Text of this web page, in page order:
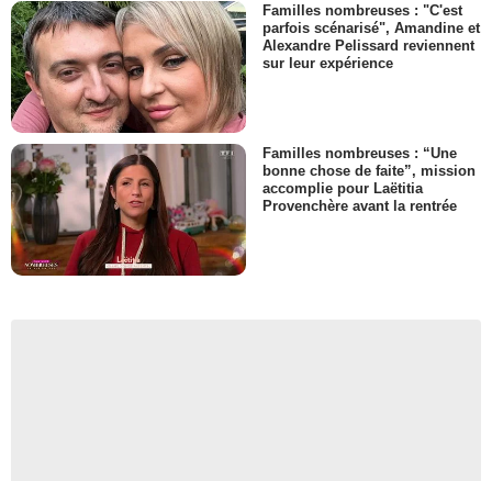
Familles nombreuses : "C'est
parfois scénarisé", Amandine et
Alexandre Pelissard reviennent
sur leur expérience
Familles nombreuses : “Une
bonne chose de faite”, mission
accomplie pour Laëtitia
Provenchère avant la rentrée